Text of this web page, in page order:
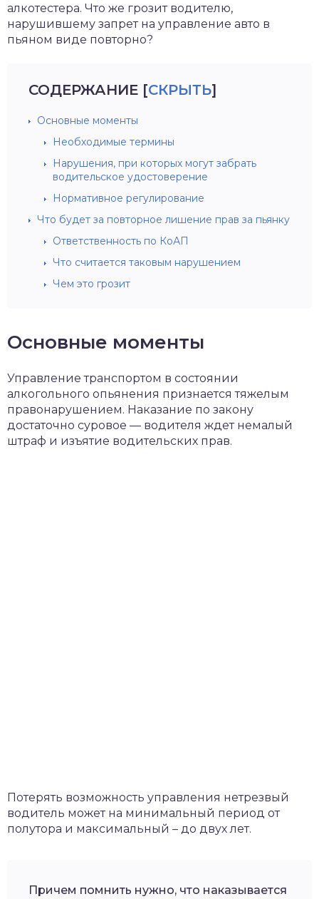
алкотестера. Что же грозит водителю,
нарушившему запрет на управление авто в
пьяном виде повторно?
СОДЕРЖАНИЕ [СКРЫТЬ]
Основные моменты
Необходимые термины
Нарушения, при которых могут забрать
водительское удостоверение
Нормативное регулирование
Что будет за повторное лишение прав за пьянку
Ответственность по КоАП
Что считается таковым нарушением
Чем это грозит
Основные моменты
Управление транспортом в состоянии
алкогольного опьянения признается тяжелым
правонарушением. Наказание по закону
достаточно суровое — водителя ждет немалый
штраф и изъятие водительских прав.
Потерять возможность управления нетрезвый
водитель может на минимальный период от
полутора и максимальный – до двух лет.
Причем помнить нужно, что наказывается